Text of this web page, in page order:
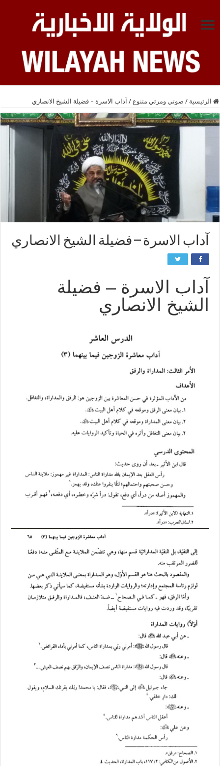
الرئيسية / صوتي ومرئي متنوع / آداب الاسرة – فضيلة الشيخ الانصاري
آداب الاسرة – فضيلة الشيخ الانصاري
آداب الاسرة – فضيلة
الشيخ الانصاري